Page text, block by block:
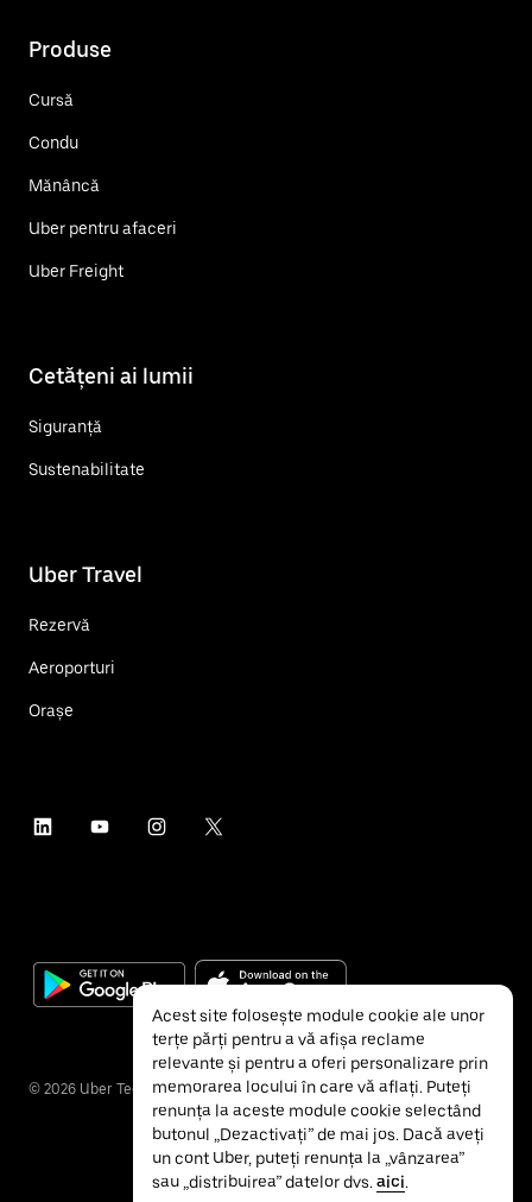
Produse
Cursă
Condu
Mănâncă
Uber pentru afaceri
Uber Freight
Cetățeni ai lumii
Siguranță
Sustenabilitate
Uber Travel
Rezervă
Aeroporturi
Orașe
© 2026 Uber Technologies Inc.
Acest site folosește module cookie ale unor
terțe părți pentru a vă afișa reclame
relevante și pentru a oferi personalizare prin
memorarea locului în care vă aflați. Puteți
renunța la aceste module cookie selectând
butonul „Dezactivați” de mai jos. Dacă aveți
un cont Uber, puteți renunța la „vânzarea”
sau „distribuirea” datelor dvs. aici.